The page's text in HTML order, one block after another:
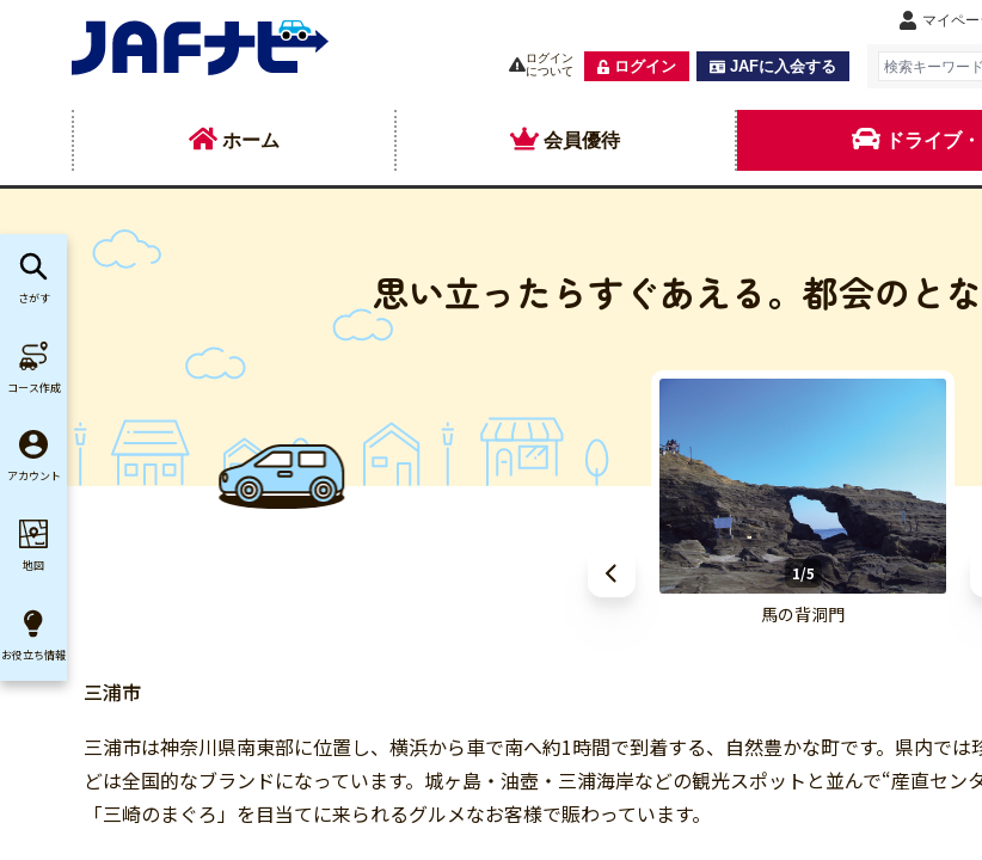
マイペー
ログイン
について
ログイン JAFに入会する
ホーム 会員優待 ドライブ
思い立ったらすぐあえる。都会のとな
1/5
馬の背洞門
三浦市
三浦市は神奈川県南東部に位置し、横浜から車で南へ約1時間で到着する、自然豊かな町です。県内で
どは全国的なブランドになっています。城ヶ島・油壺・三浦海岸などの観光スポットと並んで“産直セン
「三崎のまぐろ」を目当てに来られるグルメなお客様で賑わっています。
さがす
コース作成
アカウント
地図
お役立ち情報